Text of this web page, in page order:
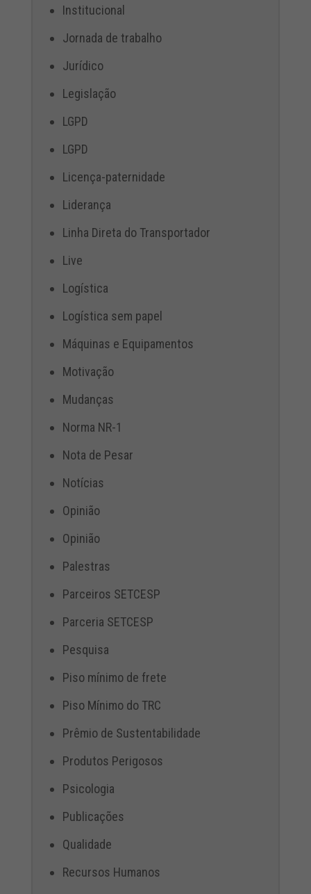
Institucional
Jornada de trabalho
Jurídico
Legislação
LGPD
LGPD
Licença-paternidade
Liderança
Linha Direta do Transportador
Live
Logística
Logística sem papel
Máquinas e Equipamentos
Motivação
Mudanças
Norma NR-1
Nota de Pesar
Notícias
Opinião
Opinião
Palestras
Parceiros SETCESP
Parceria SETCESP
Pesquisa
Piso mínimo de frete
Piso Mínimo do TRC
Prêmio de Sustentabilidade
Produtos Perigosos
Psicologia
Publicações
Qualidade
Recursos Humanos